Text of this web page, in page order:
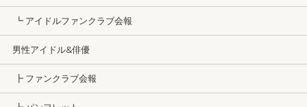
┗ アイドルファンクラブ会報
男性アイドル&俳優
┣ ファンクラブ会報